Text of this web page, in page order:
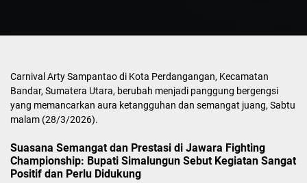
Carnival Arty Sampantao di Kota Perdangangan, Kecamatan
Bandar, Sumatera Utara, berubah menjadi panggung bergengsi
yang memancarkan aura ketangguhan dan semangat juang, Sabtu
malam (28/3/2026).
Suasana Semangat dan Prestasi di Jawara Fighting
Championship: Bupati Simalungun Sebut Kegiatan Sangat
Positif dan Perlu Didukung